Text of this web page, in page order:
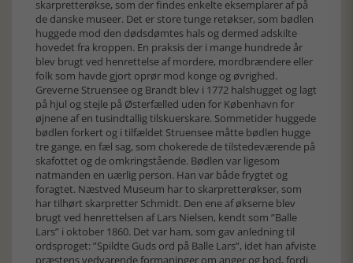
skarpretterøkse, som der findes enkelte eksemplarer af på
de danske museer. Det er store tunge retøkser, som bødlen
huggede mod den dødsdømtes hals og dermed adskilte
hovedet fra kroppen. En praksis der i mange hundrede år
blev brugt ved henrettelse af mordere, mordbrændere eller
folk som havde gjort oprør mod konge og øvrighed.
Greverne Struensee og Brandt blev i 1772 halshugget og lagt
på hjul og stejle på Østerfælled uden for København for
øjnene af en tusindtallig tilskuerskare. Sommetider huggede
bødlen forkert og i tilfældet Struensee måtte bødlen hugge
tre gange, en fæl sag, som chokerede de tilstedeværende på
skafottet og de omkringstående. Bødlen var ligesom
natmanden en uærlig person. Han var både frygtet og
foragtet. Næstved Museum har to skarpretterøkser, som
har tilhørt skarpretter Schmidt. Den ene af økserne blev
brugt ved henrettelsen af Lars Nielsen, kendt som ”Balle
Lars” i oktober 1860. Det var ham, som gav anledning til
ordsproget: ”Spildte Guds ord på Balle Lars”, idet han afviste
præstens vedvarende formaninger om anger og bod, fordi